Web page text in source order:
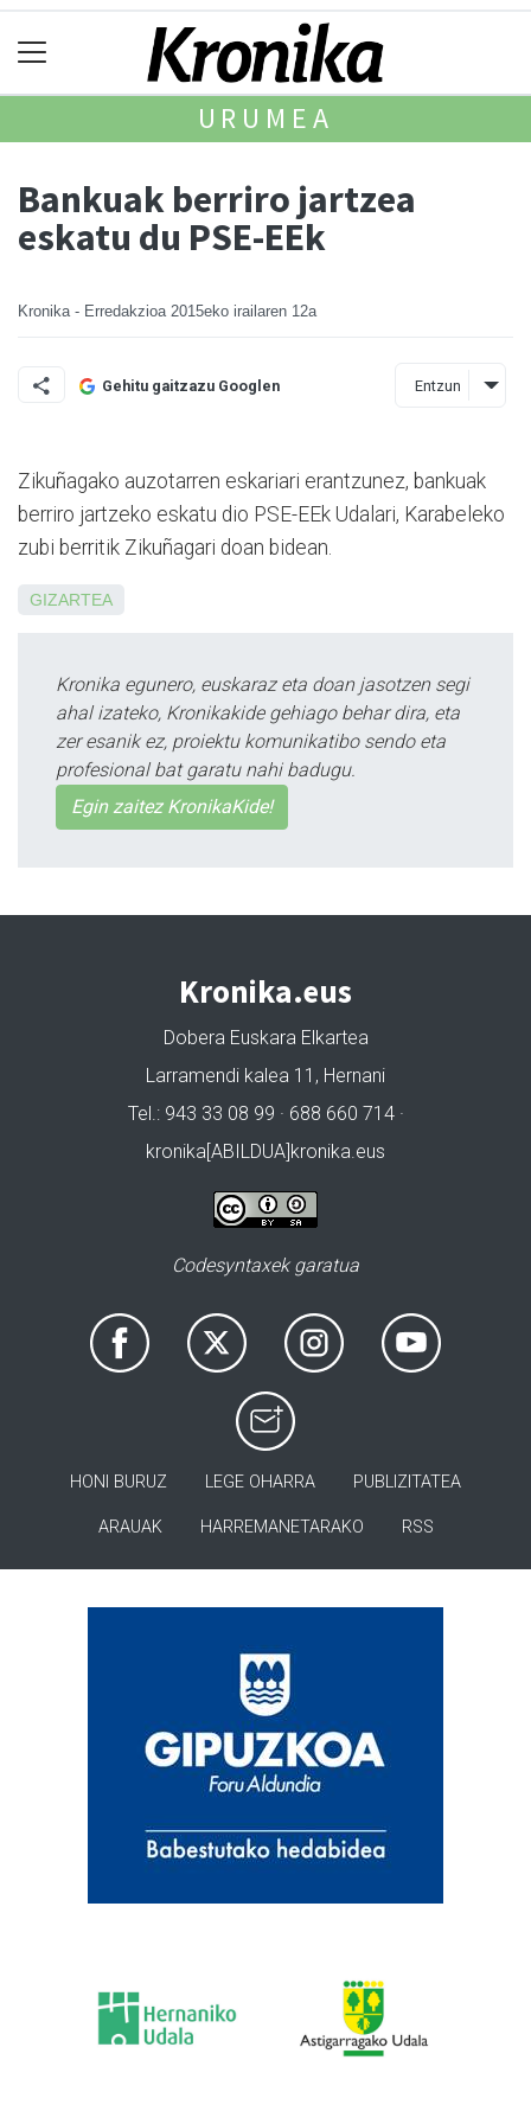
URUMEA
Bankuak berriro jartzea
eskatu du PSE-EEk
Kronika - Erredakzioa 2015eko irailaren 12a
Gehitu gaitzazu Googlen Entzun
Zikuñagako auzotarren eskariari erantzunez, bankuak
berriro jartzeko eskatu dio PSE-EEk Udalari, Karabeleko
zubi berritik Zikuñagari doan bidean.
GIZARTEA
Kronika egunero, euskaraz eta doan jasotzen segi
ahal izateko, Kronikakide gehiago behar dira, eta
zer esanik ez, proiektu komunikatibo sendo eta
profesional bat garatu nahi badugu.
Egin zaitez KronikaKide!
Kronika.eus
Dobera Euskara Elkartea
Larramendi kalea 11, Hernani
Tel.: 943 33 08 99 · 688 660 714 ·
kronika[ABILDUA]kronika.eus
Codesyntaxek garatua
HONI BURUZ LEGE OHARRA PUBLIZITATEA
ARAUAK HARREMANETARAKO RSS